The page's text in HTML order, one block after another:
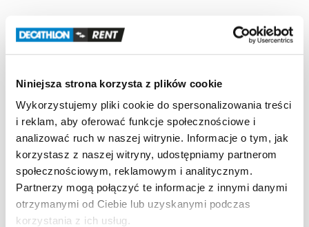
Niniejsza strona korzysta z plików cookie
Wykorzystujemy pliki cookie do spersonalizowania treści
i reklam, aby oferować funkcje społecznościowe i
analizować ruch w naszej witrynie. Informacje o tym, jak
korzystasz z naszej witryny, udostępniamy partnerom
społecznościowym, reklamowym i analitycznym.
Partnerzy mogą połączyć te informacje z innymi danymi
otrzymanymi od Ciebie lub uzyskanymi podczas
korzystania z ich usług.
Rakiety SH100
Decathlon Rybnik
15,00 zł /dzień
Rakiety śnieżne SH100
Decathlon Opole
15,00 zł /dzień